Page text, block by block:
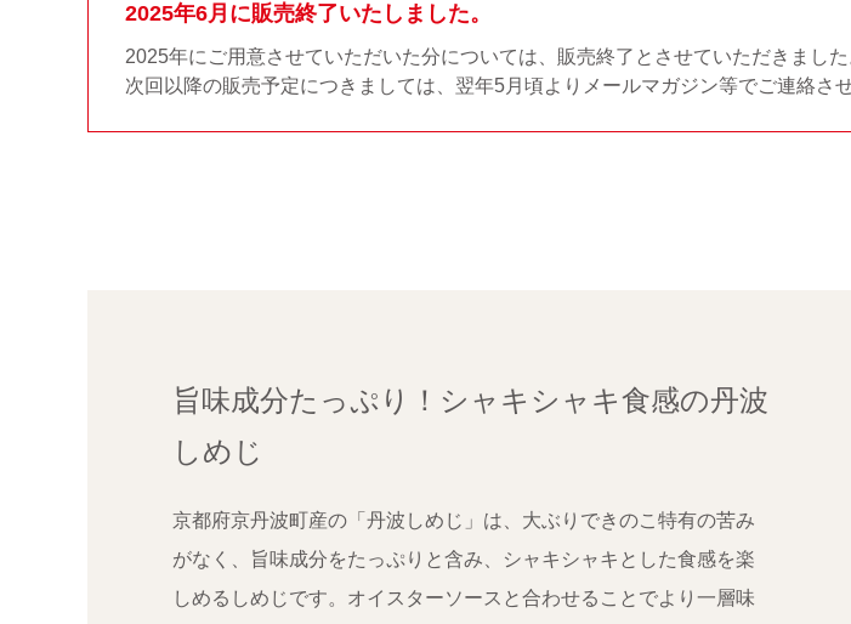
2025年6月に販売終了いたしました。
2025年にご用意させていただいた分については、販売終了とさせていただきました
次回以降の販売予定につきましては、翌年5月頃よりメールマガジン等でご連絡さ
旨味成分たっぷり！シャキシャキ食感の丹波
しめじ
京都府京丹波町産の「丹波しめじ」は、大ぶりできのこ特有の苦み
がなく、旨味成分をたっぷりと含み、シャキシャキとした食感を楽
しめるしめじです。オイスターソースと合わせることでより一層味